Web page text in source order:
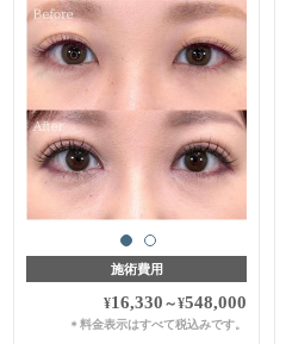
施術費用
¥16,330 ～¥548,000
＊料金表示はすべて税込みです。